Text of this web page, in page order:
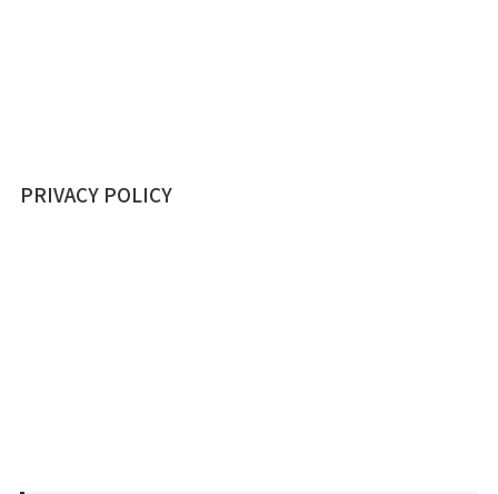
PRIVACY POLICY